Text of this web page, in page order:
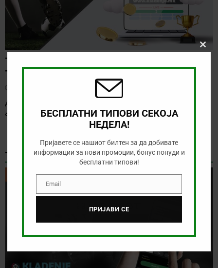
ТИП НА ДЕНОТ (06.08.2026, 17:00) ИНТЕР
ТУРКУ – ВАДУС
Денес има солидна понуда за обложување, а ние ќе го
анализираме дуелот од Конференциската лига[…]
ТИКЕТ НА ДЕНОТ
ТИКЕТ НА ДЕНОТ
Close
БЕСПЛАТНИ ТИПОВИ СЕКОЈА
НЕДЕЛА!
Пријавете се нашиот билтен за да добивате
информации за нови промоции, бонус понуди и
бесплатни типови!
EmailEmail
ПРИЈАВИ СЕ